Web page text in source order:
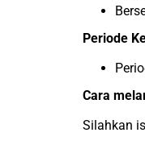
Periode
Cara
Silahkan